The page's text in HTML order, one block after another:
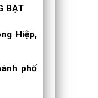
BẠT
Hiệp,
phố